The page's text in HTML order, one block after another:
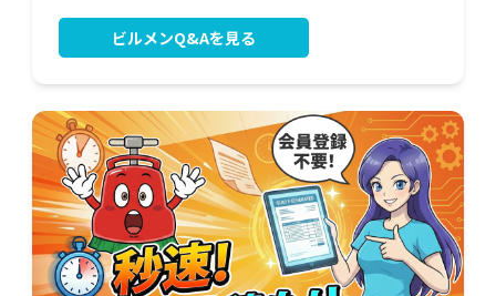
ビルメンQ&Aを見る